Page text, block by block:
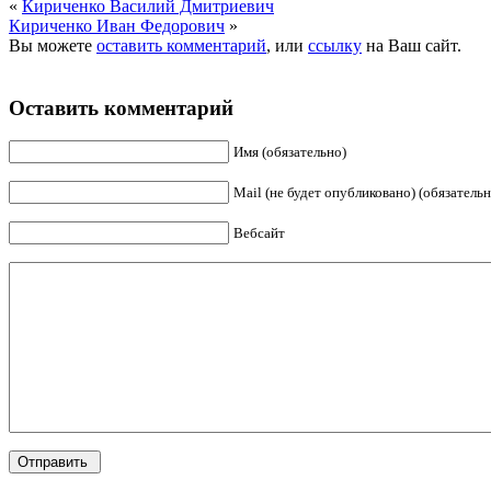
« Кириченко Василий Дмитриевич
Кириченко Иван Федорович »
Вы можете оставить комментарий, или ссылку на Ваш сайт.
Оставить комментарий
Имя (обязательно)
Mail (не будет опубликовано)
Вебсайт